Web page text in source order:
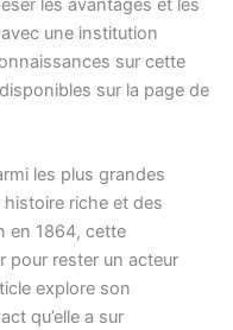
les avantages et les
une institution
sur cette
sur la page de
les plus grandes
riche et des
en 1864, cette
pour rester un acteur
explore son
qu’elle a sur